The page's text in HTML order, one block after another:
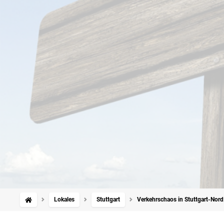
Lokales Stuttgart Verkehrschaos in Stuttgart-